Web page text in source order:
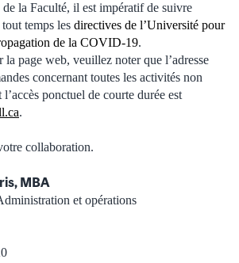
la Faculté, il est impératif de suivre
temps les directives de l’Université pour
de la COVID-19.
page web, veuillez noter que l’adresse
concernant toutes les activités non
ponctuel de courte durée est
.
collaboration.
MBA
et opérations